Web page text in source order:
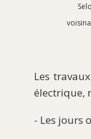
Les
électrique,
- Les jours